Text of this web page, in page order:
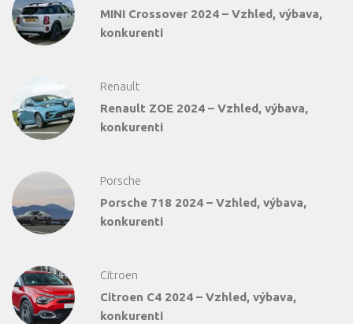
MINI Crossover 2024 – Vzhled, výbava,
konkurenti
Renault
Renault ZOE 2024 – Vzhled, výbava,
konkurenti
Porsche
Porsche 718 2024 – Vzhled, výbava,
konkurenti
Citroen
Citroen C4 2024 – Vzhled, výbava,
konkurenti